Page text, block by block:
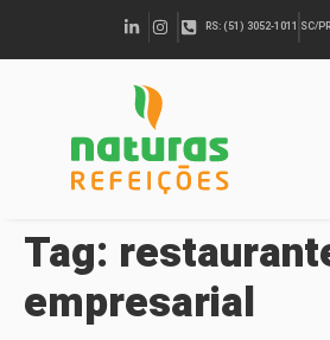
RS: (51) 3052-1011 SC/
Tag:
empresarial